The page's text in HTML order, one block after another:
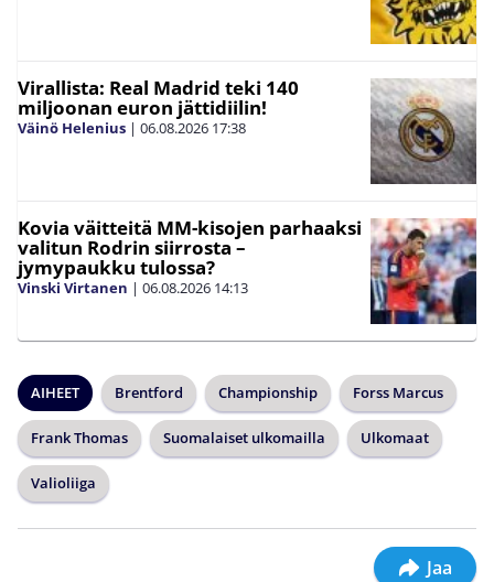
Virallista: Real Madrid teki 140
miljoonan euron jättidiilin!
Väinö Helenius | 06.08.2026 17:38
Kovia väitteitä MM-kisojen parhaaksi
valitun Rodrin siirrosta –
jymypaukku tulossa?
Vinski Virtanen | 06.08.2026 14:13
AIHEET Brentford Championship Forss Marcus
Frank Thomas Suomalaiset ulkomailla Ulkomaat
Valioliiga
Jaa